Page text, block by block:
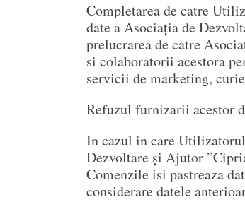
Completarea de catre
date a Asociația de
prelucrarea de catre
si colaboratorii acestora
servicii de marketing,
Refuzul furnizarii acestor
In cazul in care
Dezvoltare și Ajutor
Comenzile isi pastreaza
considerare datele